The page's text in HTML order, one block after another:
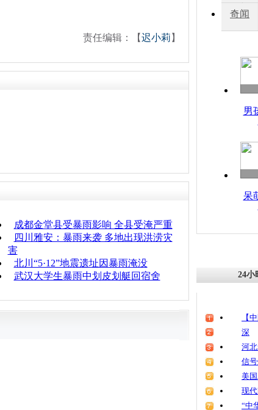
责任编辑：【迟小莉 】
成都金堂县受暴雨影响 全县受淹严重
四川雅安：暴雨来袭 多地出现洪涝灾
害
北川“5·12”地震遗址因暴雨淹没
武汉大学生暴雨中划皮划艇回宿舍
秀
奇闻
男
呆
24小
【
深
河
信
美
现
“中